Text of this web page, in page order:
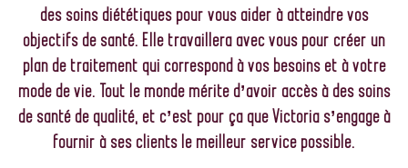
des soins diététiques pour vous aider à atteindre vos
objectifs de santé. Elle travaillera avec vous pour créer un
plan de traitement qui correspond à vos besoins et à votre
mode de vie. Tout le monde mérite d’avoir accès à des soins
de santé de qualité, et c’est pour ça que Victoria s’engage à
fournir à ses clients le meilleur service possible.